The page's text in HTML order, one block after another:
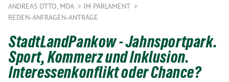
ANDREAS OTTO, MDA
IM PARLAMENT
REDEN-ANFRAGEN-ANTRÄGE
StadtLandPankow - Jahnsportpark.
Sport, Kommerz und Inklusion.
Interessenkonflikt oder Chance?